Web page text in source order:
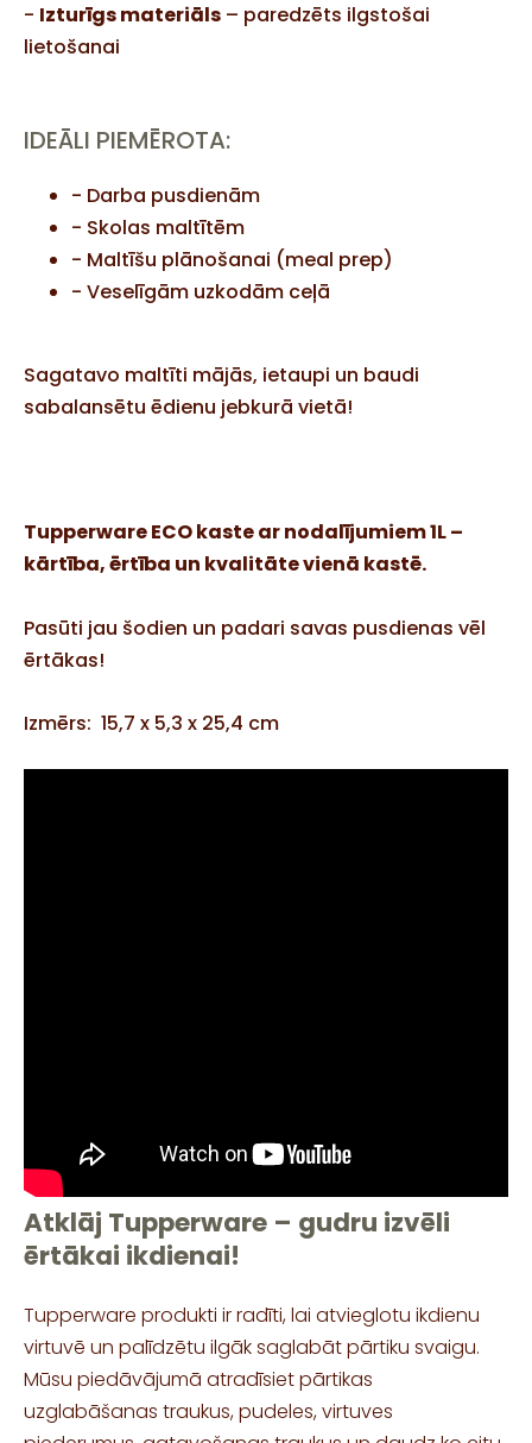
Atklāj Tupperware – gudru izvēli
ērtākai ikdienai!
Tupperware produkti ir radīti, lai atvieglotu ikdienu
virtuvē un palīdzētu ilgāk saglabāt pārtiku svaigu.
Mūsu piedāvājumā atradīsiet pārtikas
uzglabāšanas traukus, pudeles, virtuves
- Izturīgs materiāls – paredzēts ilgstošai
lietošanai
IDEĀLI PIEMĒROTA:
- Darba pusdienām
- Skolas maltītēm
- Maltīšu plānošanai (meal prep)
- Veselīgām uzkodām ceļā
Sagatavo maltīti mājās, ietaupi un baudi
sabalansētu ēdienu jebkurā vietā!
TupperwareECO kaste ar nodalījumiem 1L–
kārtība, ērtība un kvalitāte vienā kastē.
Pasūti jau šodien un padari savas pusdienas vēl
ērtākas!
Izmērs: 15,7 x 5,3 x 25,4 cm